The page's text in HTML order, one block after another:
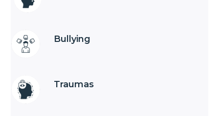
Bullying
Traumas